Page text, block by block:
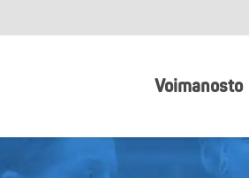
Voimanosto